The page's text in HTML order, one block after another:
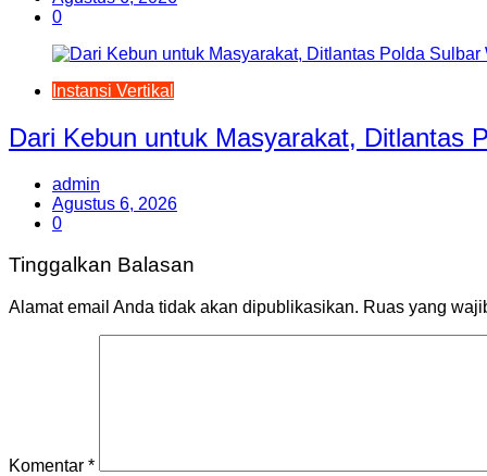
0
Instansi Vertikal
Dari Kebun untuk Masyarakat, Ditlantas
admin
Agustus 6, 2026
0
Tinggalkan Balasan
Alamat email Anda tidak akan dipublikasikan. Ruas yang
Komentar *